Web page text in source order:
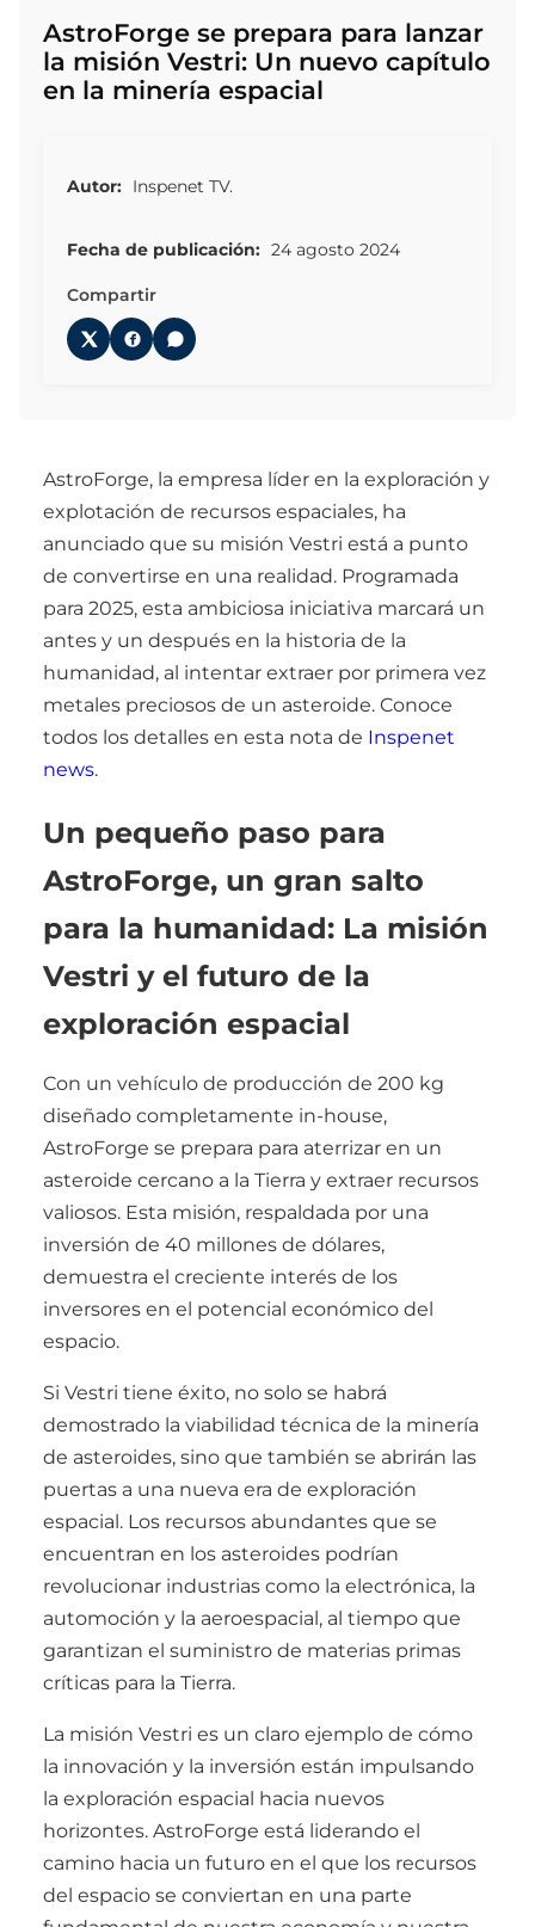
AstroForge se prepara para lanzar
la misión Vestri: Un nuevo capítulo
en la minería espacial
Autor: Inspenet TV.
Fecha de publicación: 24 agosto 2024
Compartir
AstroForge, la empresa líder en la exploración y
explotación de recursos espaciales, ha
anunciado que su misión Vestri está a punto
de convertirse en una realidad. Programada
para 2025, esta ambiciosa iniciativa marcará un
antes y un después en la historia de la
humanidad, al intentar extraer por primera vez
metales preciosos de un asteroide. Conoce
todos los detalles en esta nota de Inspenet
news.
Un pequeño paso para
AstroForge, un gran salto
para la humanidad: La misión
Vestri y el futuro de la
exploración espacial
Con un vehículo de producción de 200 kg
diseñado completamente in-house,
AstroForge se prepara para aterrizar en un
asteroide cercano a la Tierra y extraer recursos
valiosos. Esta misión, respaldada por una
inversión de 40 millones de dólares,
demuestra el creciente interés de los
inversores en el potencial económico del
espacio.
Si Vestri tiene éxito, no solo se habrá
demostrado la viabilidad técnica de la minería
de asteroides, sino que también se abrirán las
puertas a una nueva era de exploración
espacial. Los recursos abundantes que se
encuentran en los asteroides podrían
revolucionar industrias como la electrónica, la
automoción y la aeroespacial, al tiempo que
garantizan el suministro de materias primas
críticas para la Tierra.
La misión Vestri es un claro ejemplo de cómo
la innovación y la inversión están impulsando
la exploración espacial hacia nuevos
horizontes. AstroForge está liderando el
camino hacia un futuro en el que los recursos
del espacio se conviertan en una parte